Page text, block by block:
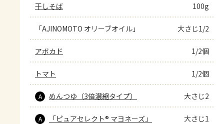
干しそば 100g
「AJINOMOTO オリーブオイル」 大さじ1/2
アボカド 1/2個
トマト 1/2個
A めんつゆ（3倍濃縮タイプ） 大さじ2
A 「ピュアセレクト® マヨネーズ」 大さじ1